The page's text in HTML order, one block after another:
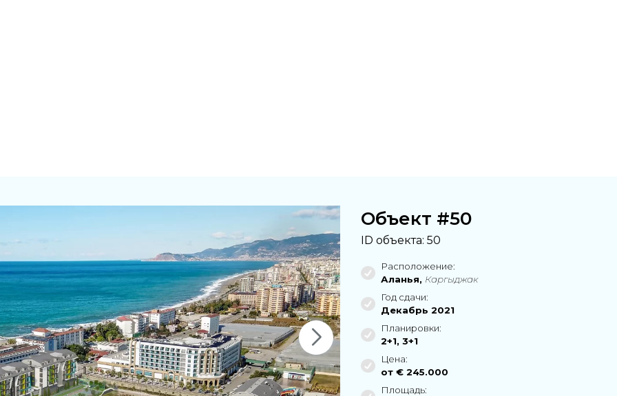
Объект #50
ID объекта: 50
Расположение:
Аланья, Каргыджак
Год сдачи:
Декабрь 2021
Планировки:
2+1, 3+1
Цена:
от € 245.000
Площадь: